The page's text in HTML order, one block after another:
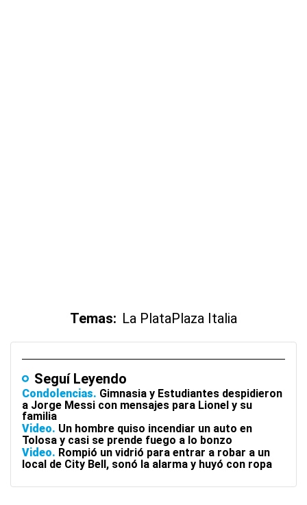
Temas: La PlataPlaza Italia
Seguí Leyendo
Condolencias Gimnasia y Estudiantes despidieron
a Jorge Messi con mensajes para Lionel y su
familia
Video Un hombre quiso incendiar un auto en
Tolosa y casi se prende fuego a lo bonzo
Video Rompió un vidrió para entrar a robar a un
local de City Bell, sonó la alarma y huyó con ropa